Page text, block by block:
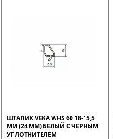
ШТАПИК VEKA WHS 60 18-15,5
ММ (24 ММ) БЕЛЫЙ С ЧЕРНЫМ
УПЛОТНИТЕЛЕМ